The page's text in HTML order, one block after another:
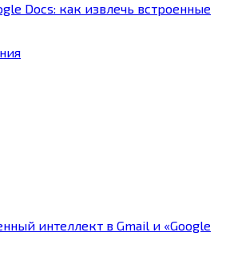
Docs: как извлечь встроенные
интеллект в Gmail и «Google